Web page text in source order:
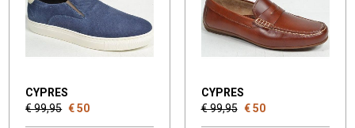
CYPRES
€ 99,95 € 50
CYPRES
€ 99,95 € 50